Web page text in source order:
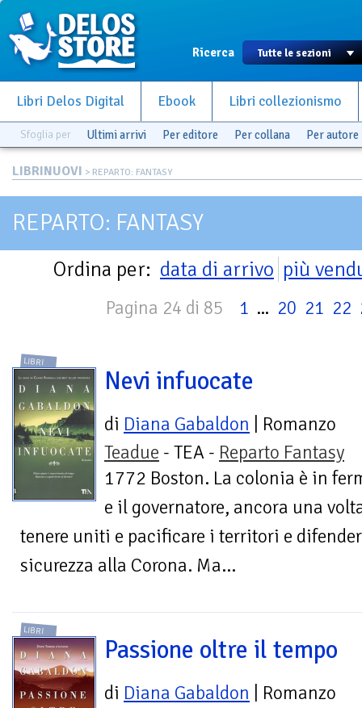
Ricerca
Libri Delos Digital Ebook Libri collezionismo
Sfoglia per Ultimi arrivi Per editore Per collana Per autore
LIBRINUOVI > REPARTO: FANTASY
REPARTO: FANTASY
Ordina per: data di arrivo più
Pagina 24 di 85 1 ... 20 21 22
LIBRI
Nevi infuocate
di Diana Gabaldon | Romanzo
Teadue - TEA - Reparto Fantasy
1772 Boston. La colonia è in
e il governatore, ancora una
tenere uniti e pacificare i territori e
sicurezza alla Corona. Ma...
LIBRI
Passione oltre il tempo
di Diana Gabaldon | Romanzo